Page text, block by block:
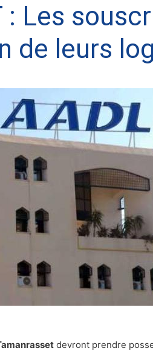
: Les
de leurs
devront prendre